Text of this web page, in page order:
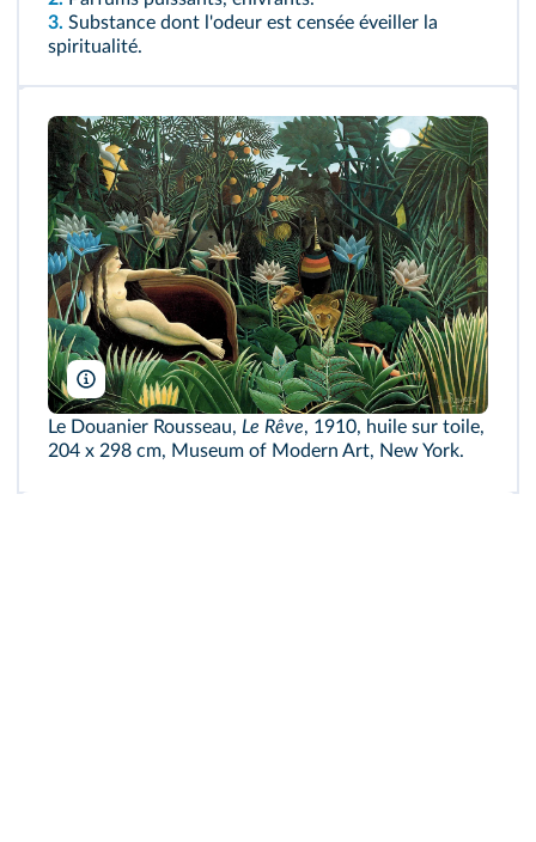
3. Substance dont l'odeur est censée éveiller la
spiritualité.
Bridgeman
Le Douanier Rousseau, Le Rêve, 1910, huile sur toile,
204 x 298 cm, Museum of Modern Art, New York.